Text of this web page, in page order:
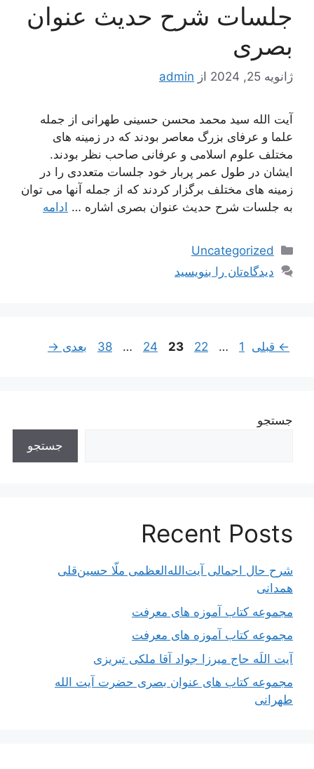
جلسات شرح حدیث عنوان
بصری
ژانویه 25, 2024 از admin
آیت الله سید محمد محسن حسینی طهرانی از جمله
علما و عرفای بزرگ معاصر بودند که در زمینه های
مختلف علوم اسلامی و عرفانی صاحب نظر بودند.
ایشان در طول عمر پربار خود جلسات متعددی را در
زمینه های مختلف برگزار کردند که از جمله آنها می توان
به جلسات شرح حدیث عنوان بصری اشاره … ادامه
دسته‌ها
Uncategorized
دیدگاه‌تان را بنویسید
ناوبری
← قبلی برگه
1
… برگه
22 برگه
23 برگه
24
… برگه
38 بعدی →
جستجو
جستجو
Recent Posts
شرح حال اجمالی آیت‌الله‌العظمی ملّا حسین‌قلی
همدانی
مجموعه کتاب آموزه های معرفت
مجموعه کتاب آموزه های معرفت
آیت اللَه حاج میرزا جواد آقا ملکی تبریزی
مجموعه کتاب های عنوان بصری حضرت آیت الله
طهرانی